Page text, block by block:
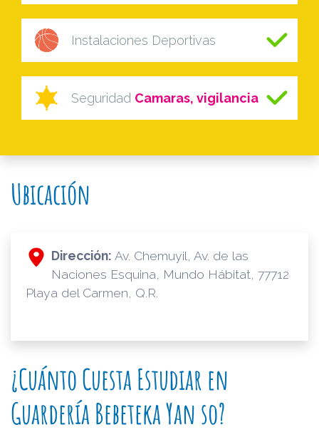
Instalaciones Deportivas
Seguridad Camaras, vigilancia
Ubicación
Dirección: Av. Chemuyil, Av. de las
Naciones Esquina, Mundo Hábitat, 77712
Playa del Carmen, Q.R.
¿Cuánto Cuesta Estudiar en
Guardería Bebeteka Yan so?